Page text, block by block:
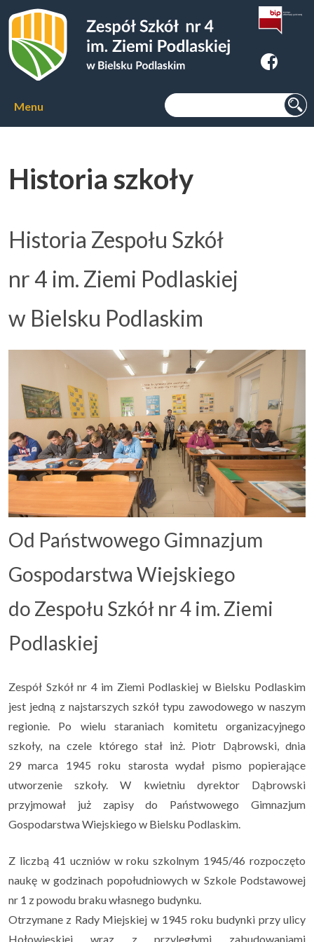
Zespoł Szkół nr 4 im. Ziemi
Podlaskiej w Bielsku Podlaskim
Szukaj:
Menu
O szkole
Kursy zawodowe
Internat
Uczeń i rodzic ▼
Podlaskie Kukułki
Rekrutacja ▼
Kontakt
Historia szkoły
Historia Zespołu Szkół
nr 4 im. Ziemi Podlaskiej
w Bielsku Podlaskim
Od Państwowego Gimnazjum
Gospodarstwa Wiejskiego
do Zespołu Szkół nr 4 im. Ziemi
Podlaskiej
Zespół Szkół nr 4 im Ziemi Podlaskiej w Bielsku Podlaskim
jest jedną z najstarszych szkół typu zawodowego w naszym
regionie. Po wielu staraniach komitetu organizacyjnego
szkoły, na czele którego stał inż. Piotr Dąbrowski, dnia
29 marca 1945 roku starosta wydał pismo popierające
utworzenie szkoły. W kwietniu dyrektor Dąbrowski
przyjmował już zapisy do Państwowego Gimnazjum
Gospodarstwa Wiejskiego w Bielsku Podlaskim.
Z liczbą 41 uczniów w roku szkolnym 1945/46 rozpoczęto
naukę w godzinach popołudniowych w Szkole Podstawowej
nr 1 z powodu braku własnego budynku.
Otrzymane z Rady Miejskiej w 1945 roku budynki przy ulicy
Hołowieskiej wraz z przyległymi zabudowaniami